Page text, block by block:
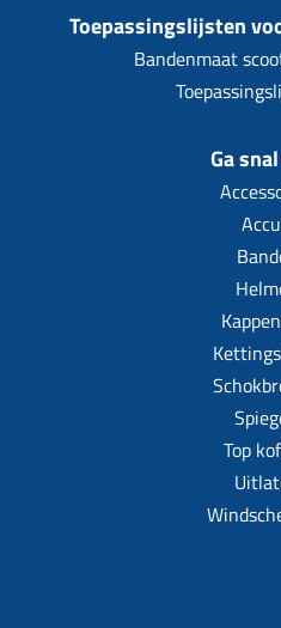
Origineel zuigers
Tomos opvoeren (kits)
Koppeling compleet
Koppeling trekveer
Toepassingslijsten
Bandenmaat
Ga
Top